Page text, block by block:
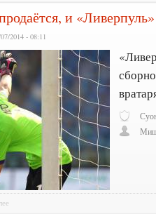
и
2014 - 08:11